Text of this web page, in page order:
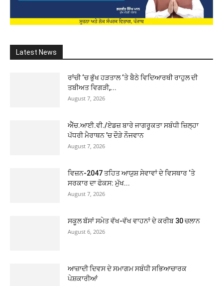
Latest News
ਰਾਂਚੀ ‘ਚ ਭੁੱਖ ਹੜਤਾਲ ‘ਤੇ ਬੈਠੇ ਵਿਦਿਆਰਥੀ ਰਾਹੁਲ ਦੀ
ਤਬੀਅਤ ਵਿਗੜੀ,...
August 7, 2026
ਐੱਚ.ਆਈ.ਵੀ./ਏਡਜ਼ ਬਾਰੇ ਜਾਗਰੂਕਤਾ ਸਬੰਧੀ ਜ਼ਿਲ੍ਹਾ
ਪੱਧਰੀ ਮੈਰਾਥਨ ’ਚ ਦੌੜੇ ਨੌਜਵਾਨ
August 7, 2026
ਵਿਜ਼ਨ-2047 ਤਹਿਤ ਆਯੁਸ਼ ਸੇਵਾਵਾਂ ਦੇ ਵਿਸਥਾਰ ‘ਤੇ
ਸਰਕਾਰ ਦਾ ਫੋਕਸ: ਮੁੱਖ...
August 7, 2026
ਸਕੂਲ ਬੱਸਾਂ ਸਮੇਤ ਵੱਖ-ਵੱਖ ਵਾਹਨਾਂ ਦੇ ਕਰੀਬ 30 ਚਲਾਨ
August 6, 2026
ਆਜ਼ਾਦੀ ਦਿਵਸ ਦੇ ਸਮਾਗਮ ਸਬੰਧੀ ਸਭਿਆਚਾਰਕ
ਪੇਸ਼ਕਾਰੀਆਂ